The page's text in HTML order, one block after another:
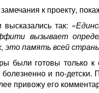
к проекту,
так:
вызывает
это память всей
были готовы только
и по-
привожу его